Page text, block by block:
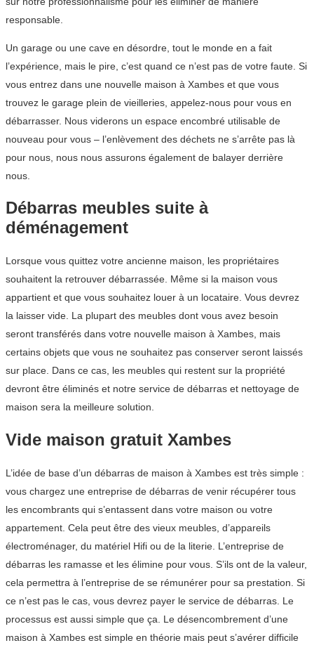
responsable.
Un garage ou une cave en désordre, tout le monde en a fait
l’expérience, mais le pire, c’est quand ce n’est pas de votre faute. Si
vous entrez dans une nouvelle maison à Xambes et que vous
trouvez le garage plein de vieilleries, appelez-nous pour vous en
débarrasser. Nous viderons un espace encombré utilisable de
nouveau pour vous – l’enlèvement des déchets ne s’arrête pas là
pour nous, nous nous assurons également de balayer derrière
nous.
Débarras meubles suite à
déménagement
Lorsque vous quittez votre ancienne maison, les propriétaires
souhaitent la retrouver débarrassée. Même si la maison vous
appartient et que vous souhaitez louer à un locataire. Vous devrez
la laisser vide. La plupart des meubles dont vous avez besoin
seront transférés dans votre nouvelle maison à Xambes, mais
certains objets que vous ne souhaitez pas conserver seront laissés
sur place. Dans ce cas, les meubles qui restent sur la propriété
devront être éliminés et notre service de débarras et nettoyage de
maison sera la meilleure solution.
Vide maison gratuit Xambes
L’idée de base d’un débarras de maison à Xambes est très simple :
vous chargez une entreprise de débarras de venir récupérer tous
les encombrants qui s’entassent dans votre maison ou votre
appartement. Cela peut être des vieux meubles, d’appareils
électroménager, du matériel Hifi ou de la literie. L’entreprise de
débarras les ramasse et les élimine pour vous. S’ils ont de la valeur,
cela permettra à l’entreprise de se rémunérer pour sa prestation. Si
ce n’est pas le cas, vous devrez payer le service de débarras. Le
processus est aussi simple que ça. Le désencombrement d’une
maison à Xambes est simple en théorie mais peut s’avérer difficile